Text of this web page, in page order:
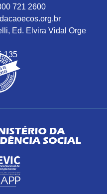
721 2600
Ed. Elvira Vidal Orge
135